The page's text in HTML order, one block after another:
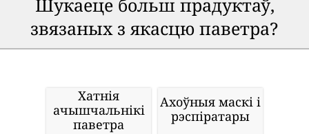
Шукаеце больш прадуктаў,
звязаных з якасцю паветра?
Хатнія
ачышчальнікі
паветра
Ахоўныя маскі і
рэспіратары